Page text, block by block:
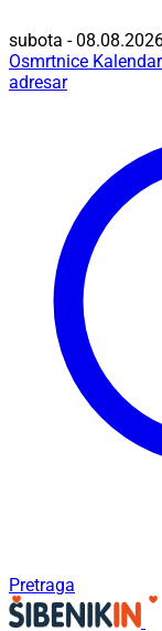
subota -
Osmrtnice
adresar
Pretraga